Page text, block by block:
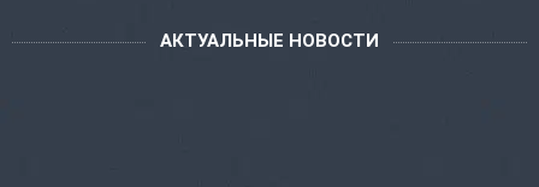
АКТУАЛЬНЫЕ НОВОСТИ